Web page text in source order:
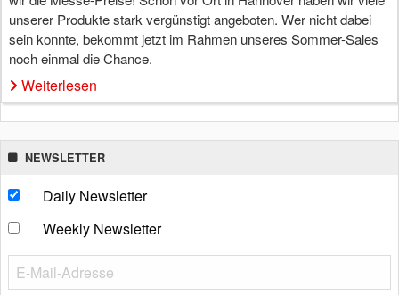
unserer Produkte stark vergünstigt angeboten. Wer nicht dabei
sein konnte, bekommt jetzt im Rahmen unseres Sommer-Sales
noch einmal die Chance.
Weiterlesen
NEWSLETTER
Daily Newsletter
Weekly Newsletter